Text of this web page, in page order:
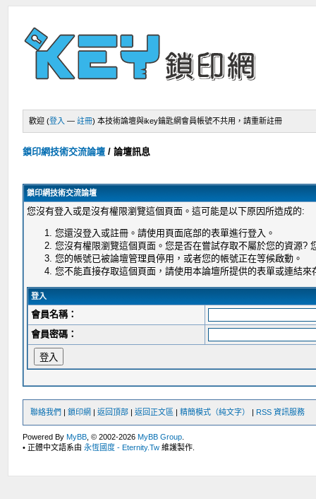
歡迎 (登入 —註冊) 本技術論壇與ikey鑰匙網會員帳號不共用，請重新註冊
鎖印網技術交流論壇 /論壇訊息
鎖印網技術交流論壇
您沒有登入或是沒有權限瀏覽這個頁面。這可能是以下原因所造成的:
您還沒登入或註冊。請使用頁面底部的表單進行登入。
您沒有權限瀏覽這個頁面。您是否在嘗試存取不屬於您的資源?
您的帳號已被論壇管理員停用，或者您的帳號正在等候啟動。
您不能直接存取這個頁面，請使用本論壇所提供的表單或連結來
登入
會員名稱：
會員密碼：
聯絡我們 |鎖印網 |返回頂部 |返回正文區 |精簡模式（純文字） | RSS 資訊服務
Powered ByMyBB , © 2002-2026MyBB Group
• 正體中文語系由永恆國度 - Eternity.Tw 維護製作.